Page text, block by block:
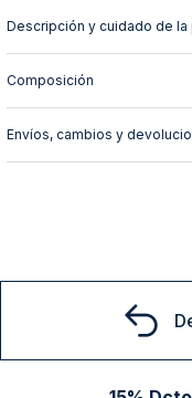
Descripción y cuidado de la
Composición
Envíos, cambios y